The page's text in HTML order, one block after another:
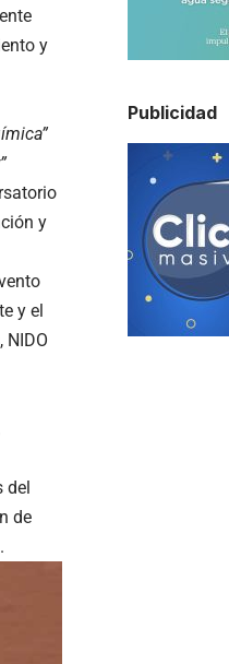
y
y
y el
del
de
Publicidad